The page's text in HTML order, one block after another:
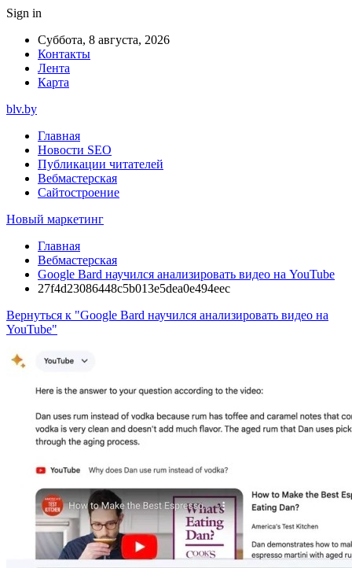
Sign in
Суббота, 8 августа, 2026
Контакты
Лента
Карта
blv.by
Главная
Новости SEO
Публикации читателей
Вебмастерская
Сайтостроение
Новый маркетинг
Главная
Вебмастерская
Google Bard научился анализировать видео на YouTube
27f4d23086448c5b013e5dea0e494eec
Вернуться к "Google Bard научился анализировать видео на
YouTube"